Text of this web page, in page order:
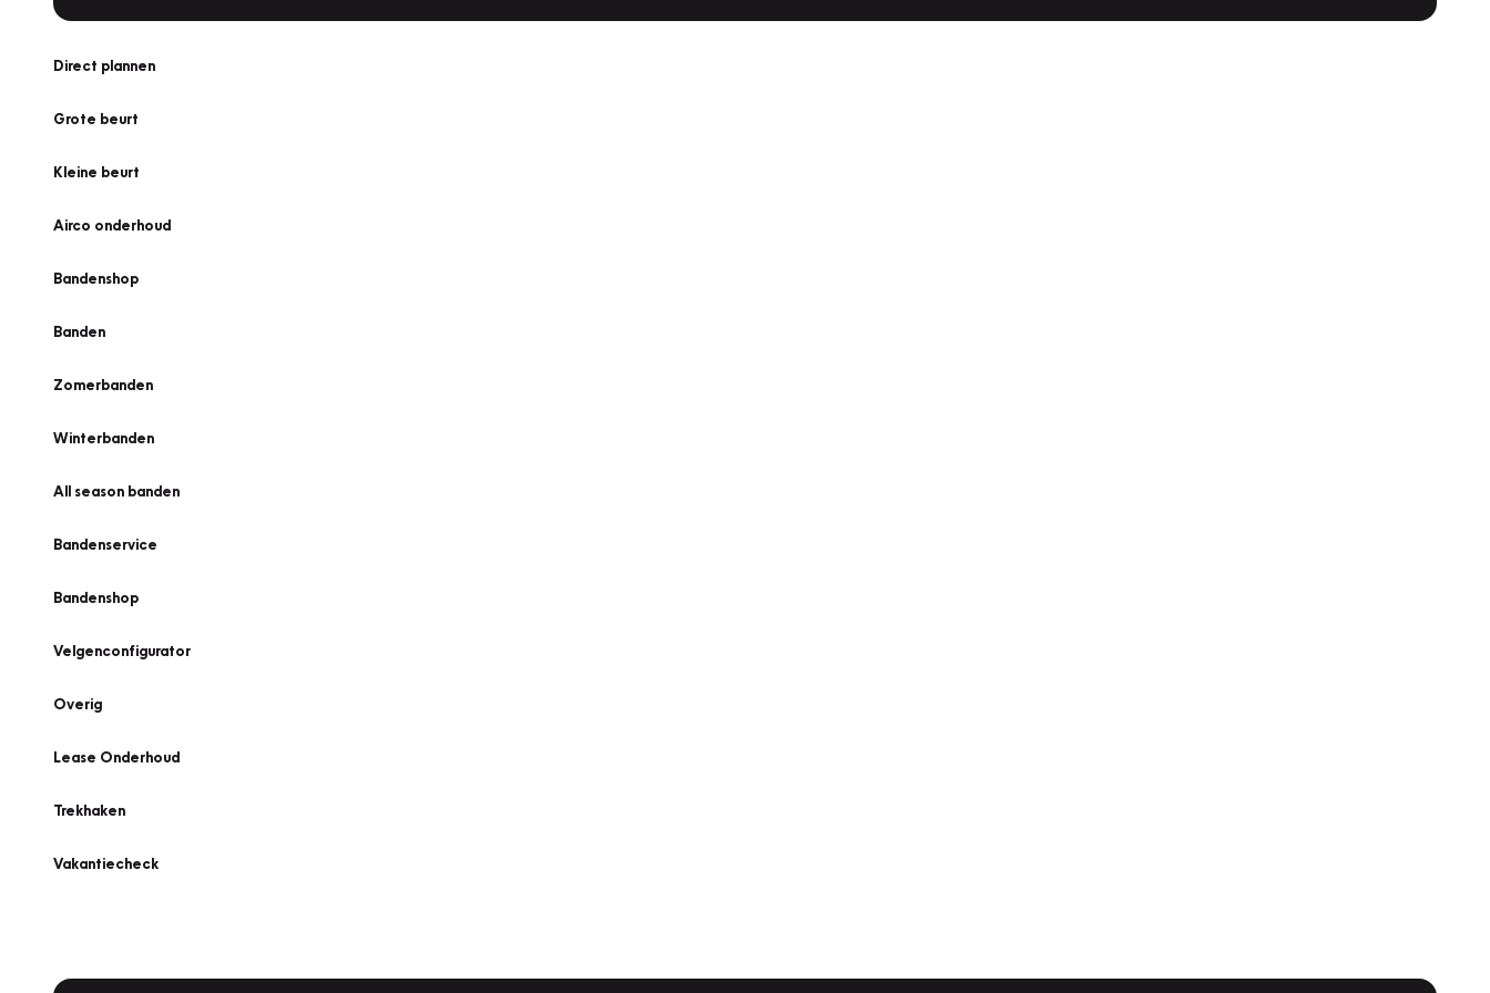
Direct plannen
Grote beurt
Kleine beurt
Airco onderhoud
Bandenshop
Banden
Zomerbanden
Winterbanden
All season banden
Bandenservice
Bandenshop
Velgenconfigurator
Overig
Lease Onderhoud
Trekhaken
Vakantiecheck